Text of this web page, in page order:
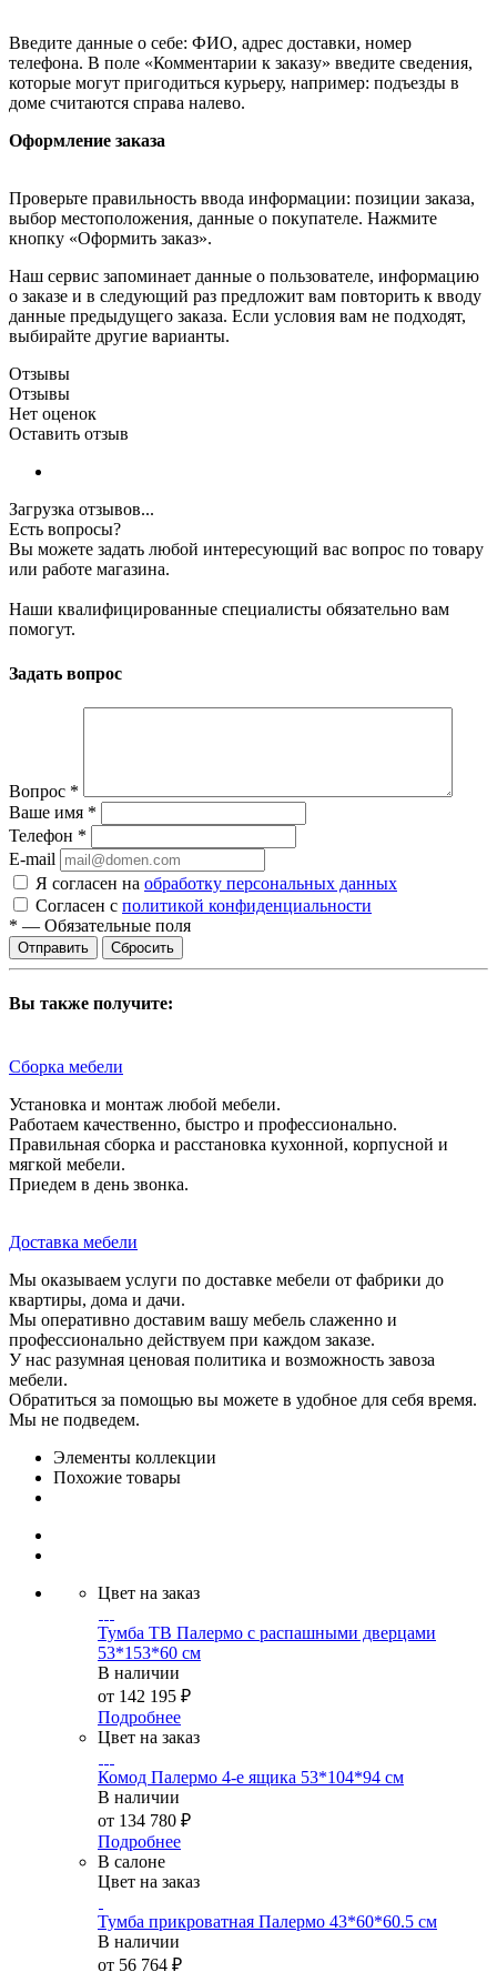
Введите данные о себе: ФИО, адрес доставки, номер
телефона. В поле «Комментарии к заказу» введите сведения,
которые могут пригодиться курьеру, например: подъезды в
доме считаются справа налево.
Оформление заказа
Проверьте правильность ввода информации: позиции заказа,
выбор местоположения, данные о покупателе. Нажмите
кнопку «Оформить заказ».
Наш сервис запоминает данные о пользователе, информацию
о заказе и в следующий раз предложит вам повторить к вводу
данные предыдущего заказа. Если условия вам не подходят,
выбирайте другие варианты.
Отзывы
Отзывы
Нет оценок
Оставить отзыв
Загрузка отзывов...
Есть вопросы?
Вы можете задать любой интересующий вас вопрос по товару
или работе магазина.
Наши квалифицированные специалисты обязательно вам
помогут.
Задать вопрос
Вопрос *
Ваше имя *
Телефон *
E-mail
Я согласен на обработку персональных данных
Согласен с политикой конфиденциальности
* — Обязательные поля
Сбросить
Вы также получите:
Сборка мебели
Установка и монтаж любой мебели.
Работаем качественно, быстро и профессионально.
Правильная сборка и расстановка кухонной, корпусной и
мягкой мебели.
Приедем в день звонка.
Доставка мебели
Мы оказываем услуги по доставке мебели от фабрики до
квартиры, дома и дачи.
Мы оперативно доставим вашу мебель слаженно и
профессионально действуем при каждом заказе.
У нас разумная ценовая политика и возможность завоза
мебели.
Обратиться за помощью вы можете в удобное для себя время.
Мы не подведем.
Элементы коллекции
Похожие товары
Цвет на заказ
Тумба ТВ Палермо с распашными дверцами
53*153*60 см
В наличии
от 142 195 ₽
Подробнее
Цвет на заказ
Комод Палермо 4-е ящика 53*104*94 см
В наличии
от 134 780 ₽
Подробнее
В салоне
Цвет на заказ
Тумба прикроватная Палермо 43*60*60.5 см
В наличии
от 56 764 ₽